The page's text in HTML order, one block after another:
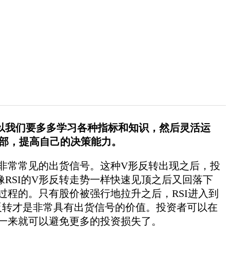
们要多多学习各种指标和知识，然后灵活运
提高自己的决策能力。
常常见的出货信号。这种V形反转出现之后，投
的V形反转走势一样快速见顶之后又回落下
的。只有股价被强行地拉升之后，RSI进入到
才是非常具有出货信号的价值。投资者可以在
就可以避免更多的投资损失了。